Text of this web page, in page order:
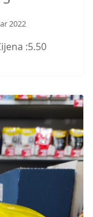
2022
:5.50